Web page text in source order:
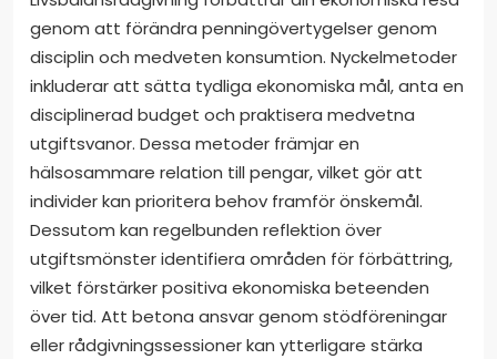
genom att förändra penningövertygelser genom
disciplin och medveten konsumtion. Nyckelmetoder
inkluderar att sätta tydliga ekonomiska mål, anta en
disciplinerad budget och praktisera medvetna
utgiftsvanor. Dessa metoder främjar en
hälsosammare relation till pengar, vilket gör att
individer kan prioritera behov framför önskemål.
Dessutom kan regelbunden reflektion över
utgiftsmönster identifiera områden för förbättring,
vilket förstärker positiva ekonomiska beteenden
över tid. Att betona ansvar genom stödföreningar
eller rådgivningssessioner kan ytterligare stärka